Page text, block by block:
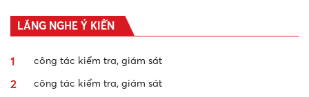
LẮNG NGHE Ý KIẾN
1 công tác kiểm tra, giám sát
2 công tác kiểm tra, giám sát